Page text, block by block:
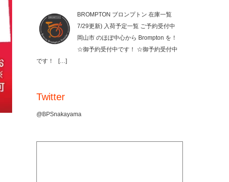
BROMPTON ブロンプトン 在庫一覧
7/29更新) 入荷予定一覧 ご予約受付中
岡山市 のほぼ中心から Brompton を！
☆御予約受付中です！ ☆御予約受付中
です！
[…]
Twitter
@BPSnakayama